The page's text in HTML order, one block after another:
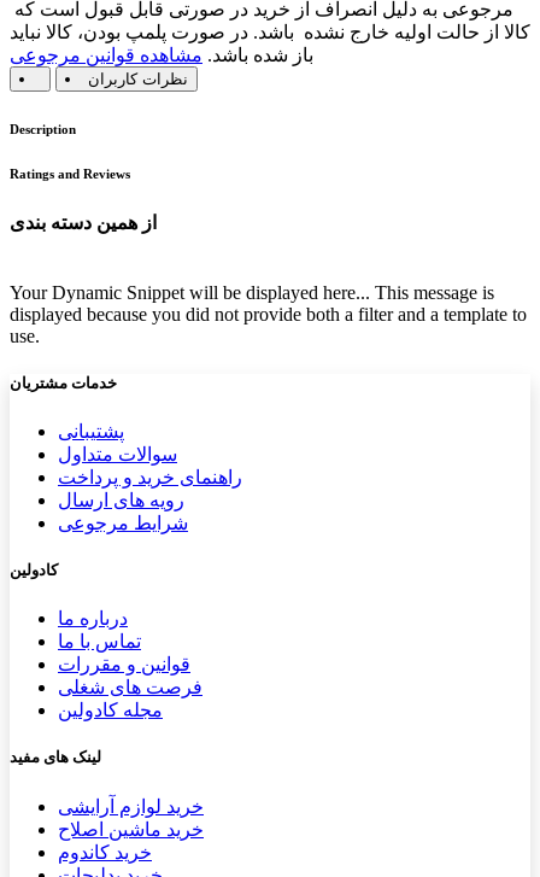
کالا از حالت اولیه خارج نشده باشد. در صورت پلمپ بودن، کالا نباید
باز شده باشد. مشاهده قوانین مرجوعی
نظرات کاربران
Description
Ratings and Reviews
از همین دسته بندی
Your Dynamic Snippet will be displayed here... This message is
displayed because you did not provide both a filter and a template to
use.
خدمات مشتریان
پشتیب​​انی
سوالات متداول
راهنمای خرید و پرداخت
رویه های ارسال
شرایط مرجوعی
کادولین
درباره ما
تماس با ما
قوانین و مقررات
فرصت های شغلی
مجله کادولین
لینک های مفید
خرید لوازم آرایشی
خرید ماشین اصلاح
خرید کاندوم